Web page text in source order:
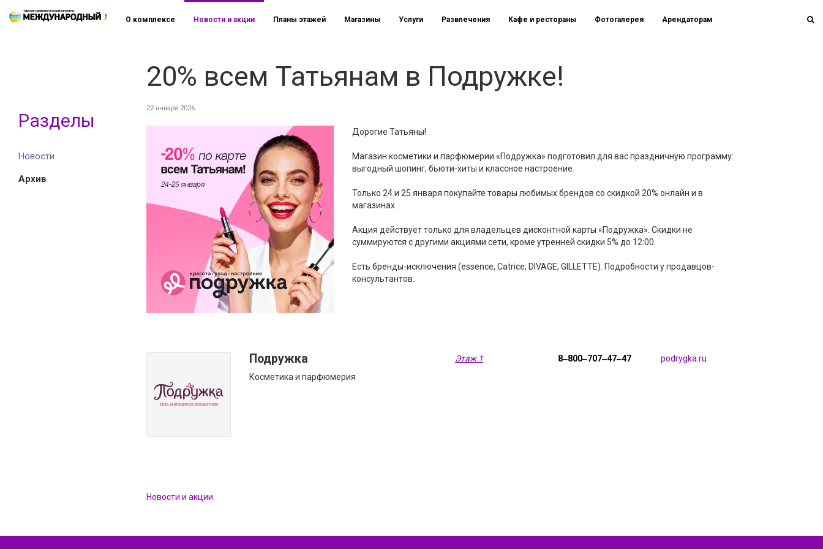
Разделы
Новости
Архив
О комплексе Новости и акции Планы этажей Магазины Услуги Развлечения Кафе и рестораны Фотогалерея Арендаторам
20% всем Татьянам в Подружке!
22 января 2026
Дорогие Татьяны!
Магазин косметики и парфюмерии «Подружка» подготовил для вас праздничную программу:
выгодный шопинг, бьюти-хиты и классное настроение.
Только 24 и 25 января покупайте товары любимых брендов со скидкой 20% онлайн и в
магазинах.
Акция действует только для владельцев дисконтной карты «Подружка». Скидки не
суммируются с другими акциями сети, кроме утренней скидки 5% до 12:00.
Есть бренды-исключения (essence, Catrice, DIVAGE, GILLETTE). Подробности у продавцов-
консультантов.
Подружка
Косметика и парфюмерия
Этаж 1 8‒800‒707‒47‒47 podrygka.ru
Новости и акции